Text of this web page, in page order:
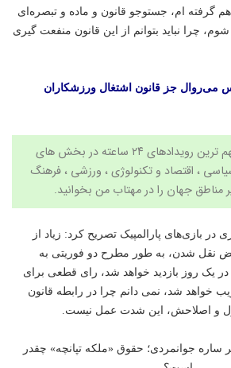
گرفته ام، جستوجو قانون و ماده و تبصره‌ای
چرا نباید بتوانم از این قانون منفعت گیری
می‌روال جز قانون اشتغال ورزشکاران
جدیدترین اخبار و مهم ترین رویدادهای ۲۴ ساعته در بخش های
، اقتصاد و تکنولوژی، ورزشی ، فرهنگ
مناطق جهان را درمهتاب من بخوانید.
در بازی‌های پارالمپیک تصریح کرد: زیاد از
نقل شدن، به طور مطرح دو فوریتی به
یک روز بازدید خواهد شد، رای قطعی برای
خواهد شد، نمی دانم چرا در رابطه قانون
و اصلاحش، این شدت عمل نیست.